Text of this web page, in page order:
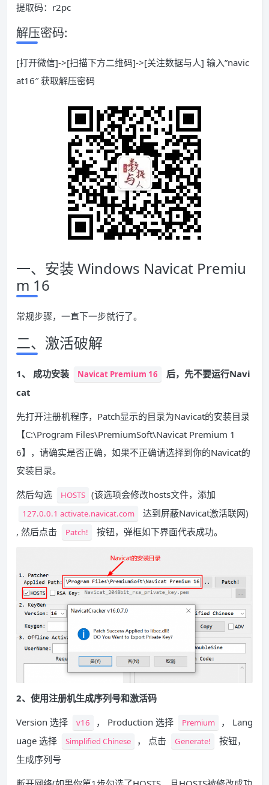
提取码：r2pc
解压密码:
[打开微信]->[扫描下方二维码]->[关注数据与人] 输入”navic
at16″ 获取解压密码
一、安装 Windows Navicat Premiu
m 16
常规步骤，一直下一步就行了。
二、激活破解
1、 成功安装 Navicat Premium 16
后，先不要运行Navi
cat
先打开注册机程序，Patch显示的目录为Navicat的安装目录
【C:\Program Files\PremiumSoft\Navicat Premium 1
6】，请确实是否正确，如果不正确请选择到你的Navicat的
安装目录。
然后勾选
HOSTS (该选项会修改hosts文件，添加
127.0.0.1 activate.navicat.com
达到屏蔽Navicat激活联网)
, 然后点击
Patch! 按钮，弹框如下界面代表成功。
2、使用注册机生成序列号和激活码
Version 选择
v16 ， Production 选择 Premium
， Lang
uage 选择
Simplified Chinese ， 点击 Generate!
按钮，
生成序列号